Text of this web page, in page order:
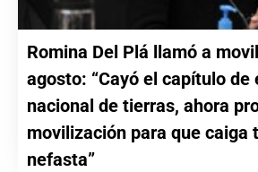
Romina Del Plá llamó a
agosto: “Cayó el capítulo de
nacional de tierras, ahora
movilización para que caiga
nefasta”